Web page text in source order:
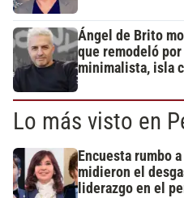
Ángel de Brito
que remodeló
minimalista, isla
Lo más visto en
Encuesta rumbo
midieron el
liderazgo en el